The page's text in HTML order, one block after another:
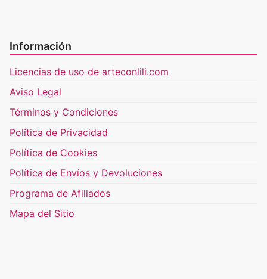
Información
Licencias de uso de arteconlili.com
Aviso Legal
Términos y Condiciones
Política de Privacidad
Política de Cookies
Política de Envíos y Devoluciones
Programa de Afiliados
Mapa del Sitio